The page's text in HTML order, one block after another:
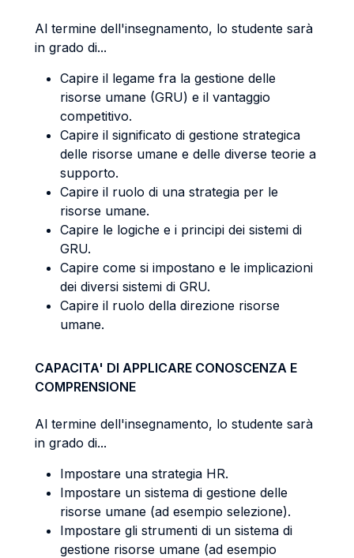
Al termine dell'insegnamento, lo studente sarà
in grado di...
Capire il legame fra la gestione delle
risorse umane (GRU) e il vantaggio
competitivo.
Capire il significato di gestione strategica
delle risorse umane e delle diverse teorie a
supporto.
Capire il ruolo di una strategia per le
risorse umane.
Capire le logiche e i principi dei sistemi di
GRU.
Capire come si impostano e le implicazioni
dei diversi sistemi di GRU.
Capire il ruolo della direzione risorse
umane.
CAPACITA' DI APPLICARE CONOSCENZA E
COMPRENSIONE
Al termine dell'insegnamento, lo studente sarà
in grado di...
Impostare una strategia HR.
Impostare un sistema di gestione delle
risorse umane (ad esempio selezione).
Impostare gli strumenti di un sistema di
gestione risorse umane (ad esempio